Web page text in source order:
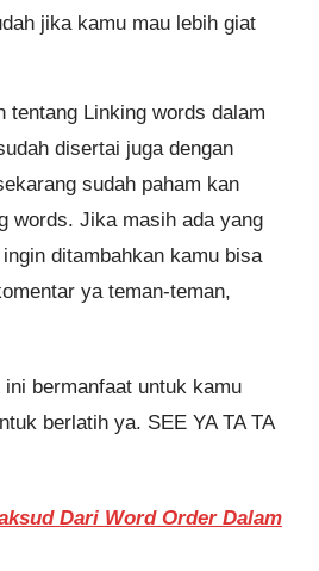
jika kamu mau lebih giat
tentang Linking words dalam
disertai juga dengan
sudah paham kan
words. Jika masih ada yang
ditambahkan kamu bisa
ya teman-teman,
bermanfaat untuk kamu
berlatih ya. SEE YA TA TA
Dari Word Order Dalam